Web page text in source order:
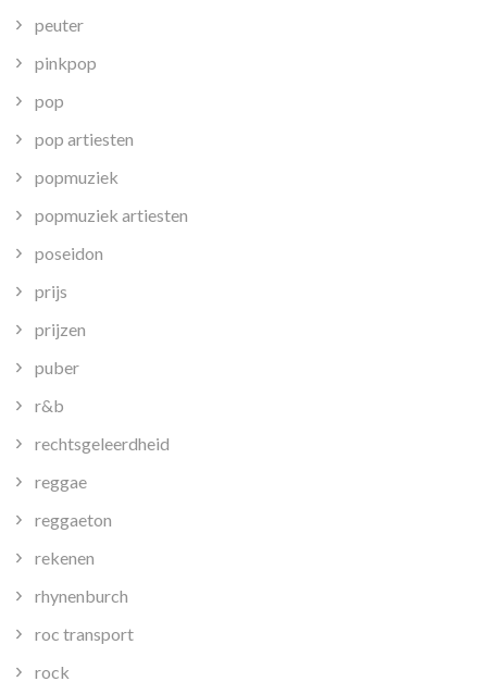
peuter
pinkpop
pop
pop artiesten
popmuziek
popmuziek artiesten
poseidon
prijs
prijzen
puber
r&b
rechtsgeleerdheid
reggae
reggaeton
rekenen
rhynenburch
roc transport
rock